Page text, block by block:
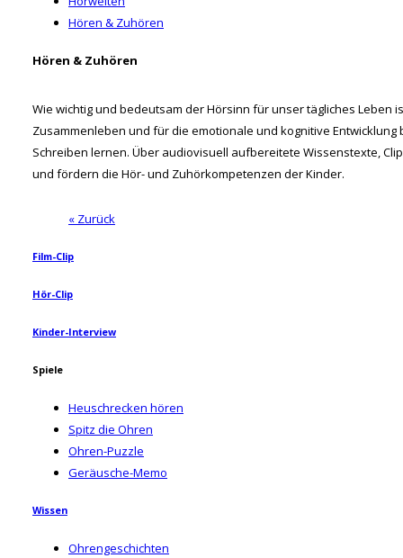
Hören & Zuhören
Hören & Zuhören
Wie wichtig und bedeutsam der Hörsinn für unser tägliches
Zusammenleben und für die emotionale und kognitive
Schreiben lernen. Über audiovisuell aufbereitete Wissenstexte,
und fördern die Hör- und Zuhörkompetenzen der Kinder.
« Zurück
Film-Clip
Hör-Clip
Kinder-Interview
Spiele
Heuschrecken hören
Spitz die Ohren
Ohren-Puzzle
Geräusche-Memo
Wissen
Ohrengeschichten